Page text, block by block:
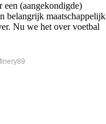
een (aangekondigde)
belangrijk maatschappelijk
Nu we het over voetbal